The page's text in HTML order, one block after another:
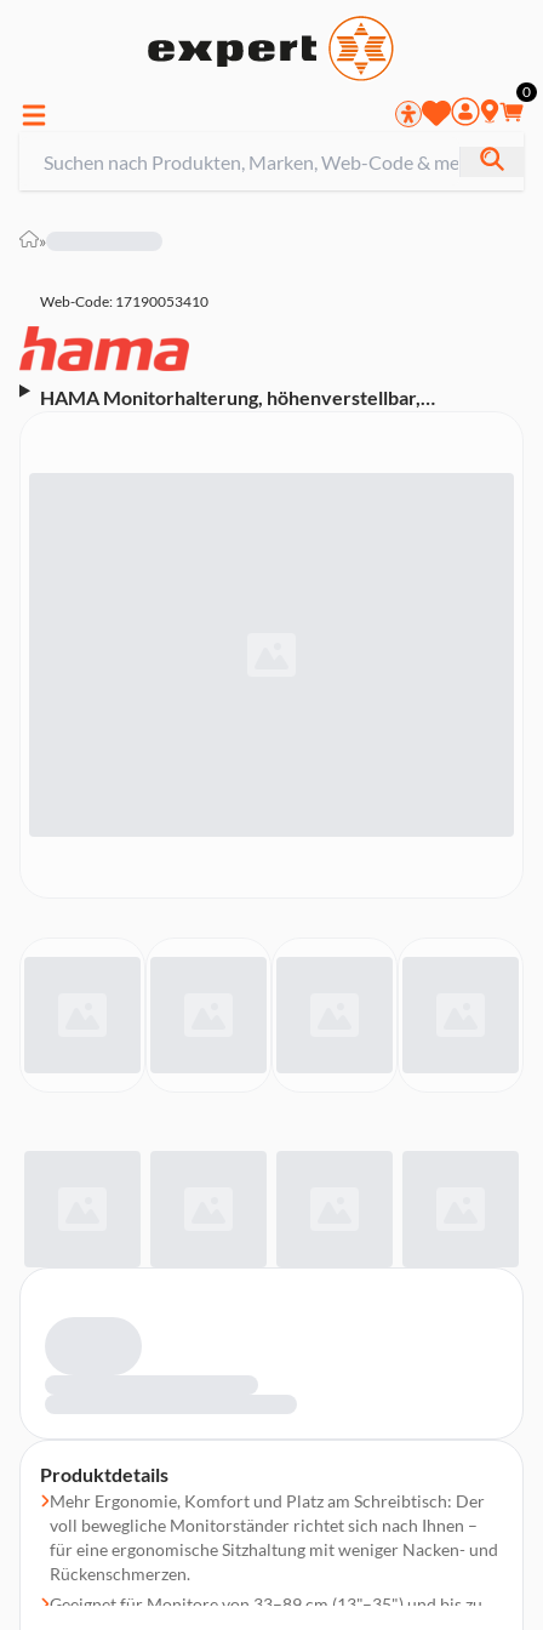
0
»
Web-Code: 17190053410
HAMA Monitorhalterung, höhenverstellbar,
Produktdetails
Mehr Ergonomie, Komfort und Platz am Schreibtisch: Der
voll bewegliche Monitorständer richtet sich nach Ihnen –
für eine ergonomische Sitzhaltung mit weniger Nacken- und
Rückenschmerzen.
Geeignet für Monitore von 33–89 cm (13"–35") und bis zu